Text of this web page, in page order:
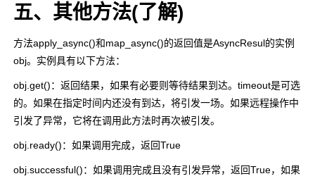
五、其他方法(了解)
方法apply_async()和map_async()的返回值是AsyncResul的实例
obj。实例具有以下方法：
obj.get()：返回结果，如果有必要则等待结果到达。timeout是可选
的。如果在指定时间内还没有到达，将引发一场。如果远程操作中
引发了异常，它将在调用此方法时再次被引发。
obj.ready()：如果调用完成，返回True
obj.successful()：如果调用完成且没有引发异常，返回True，如果